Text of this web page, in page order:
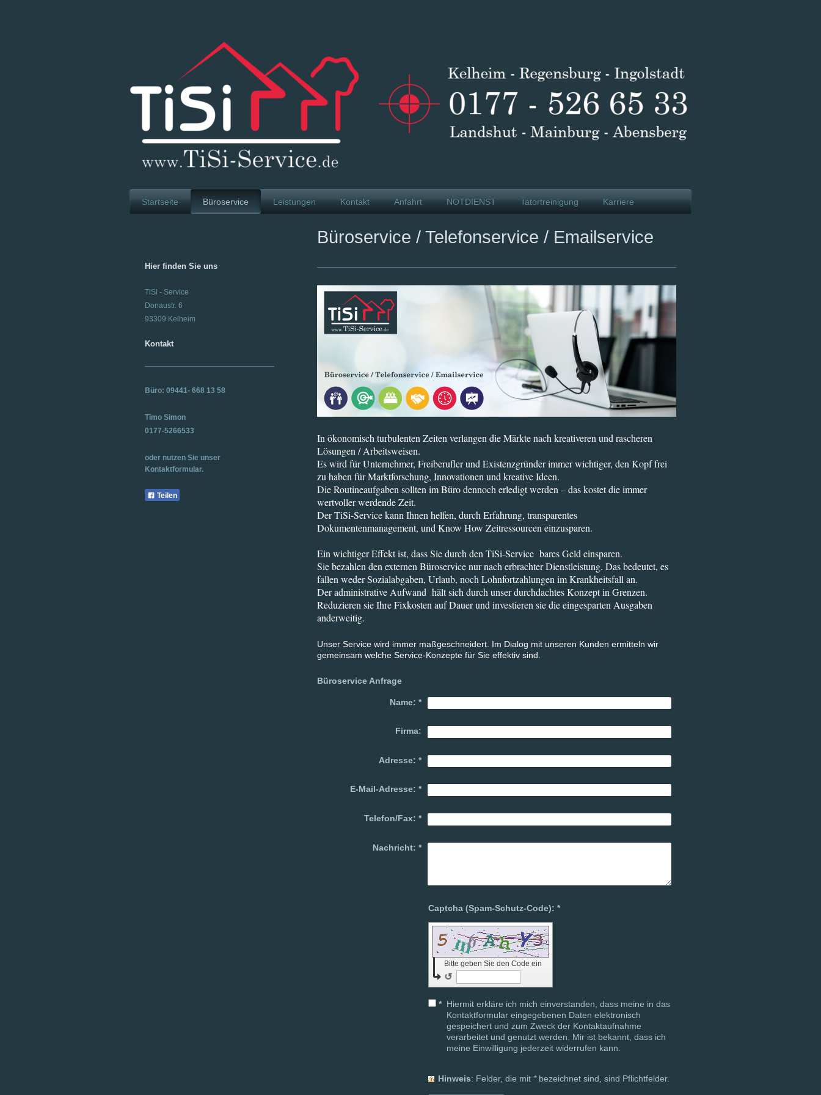
Startseite Büroservice Leistungen Kontakt Anfahrt NOTDIENST Tatortreinigung Karriere
Büroservice / Telefonservice / Emailservice
In ökonomisch turbulenten Zeiten verlangen die Märkte nach kreativeren und rascheren
Lösungen / Arbeitsweisen.
Es wird für Unternehmer, Freiberufler und Existenzgründer immer wichtiger, den Kopf frei
zu haben für Marktforschung, Innovationen und kreative Ideen.
Die Routineaufgaben sollten im Büro dennoch erledigt werden – das kostet die immer
wertvoller werdende Zeit.
Der TiSi-Service kann Ihnen helfen, durch Erfahrung, transparentes
Dokumentenmanagement, und Know How Zeitressourcen einzusparen.
Ein wichtiger Effekt ist, dass Sie durch den TiSi-Service bares Geld einsparen.
Sie bezahlen den externen Büroservice nur nach erbrachter Dienstleistung. Das bedeutet, es
fallen weder Sozialabgaben, Urlaub, noch Lohnfortzahlungen im Krankheitsfall an.
Der administrative Aufwand hält sich durch unser durchdachtes Konzept in Grenzen.
Reduzieren sie Ihre Fixkosten auf Dauer und investieren sie die eingesparten Ausgaben
anderweitig.
Unser Service wird immer maßgeschneidert. Im Dialog mit unseren Kunden ermitteln wir
gemeinsam welche Service-Konzepte für Sie effektiv sind.
Büroservice Anfrage
Name: *
Firma:
Adresse: *
E-Mail-Adresse: *
Telefon/Fax: *
Nachricht: *
Captcha (Spam-Schutz-Code): *
Bitte geben Sie den Code ein
↺
* Hiermit erkläre ich mich einverstanden, dass meine in das
Kontaktformular eingegebenen Daten elektronisch
gespeichert und zum Zweck der Kontaktaufnahme
verarbeitet und genutzt werden. Mir ist bekannt, dass ich
meine Einwilligung jederzeit widerrufen kann.
Hinweis : Felder, die mit *bezeichnet sind, sind Pflichtfelder.
Hier finden Sie uns
TiSi - Service
Donaustr. 6
93309 Kelheim
Kontakt
Büro: 09441- 668 13 58
Timo Simon
0177-5266533
oder nutzen Sie unser
Kontaktformular.
Teilen